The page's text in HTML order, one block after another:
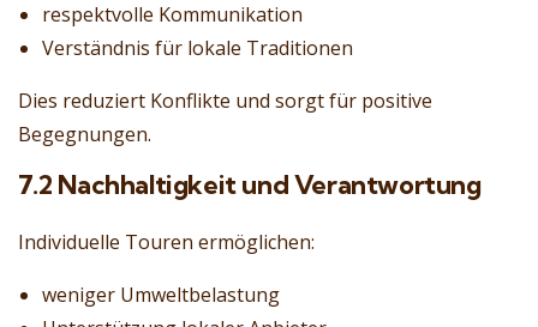
respektvolle Kommunikation
Verständnis für lokale Traditionen
Dies reduziert Konflikte und sorgt für positive
Begegnungen.
7.2 Nachhaltigkeit und Verantwortung
Individuelle Touren ermöglichen:
weniger Umweltbelastung